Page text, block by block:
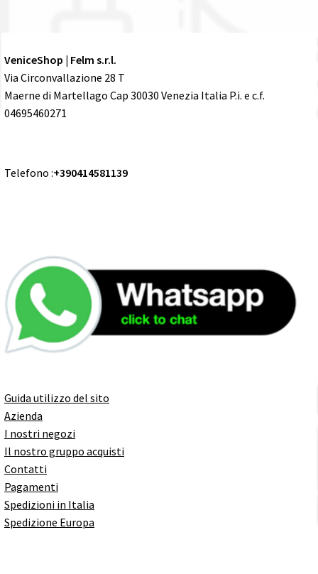
VeniceShop | Felm s.r.l.
Via Circonvallazione 28 T
Maerne di Martellago Cap 30030 Venezia Italia P.i. e c.f.
04695460271
Telefono :+390414581139
Guida utilizzo del sito
Azienda
I nostri negozi
Il nostro gruppo acquisti
Contatti
Pagamenti
Spedizioni in Italia
Spedizione Europa